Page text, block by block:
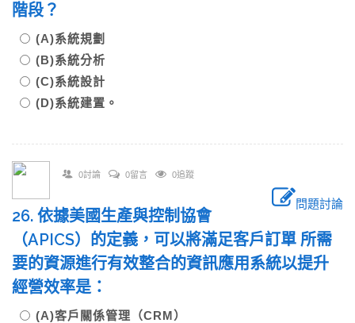
階段？
(A)系統規劃
(B)系統分析
(C)系統設計
(D)系統建置。
0討論 0留言 0追蹤
問題討論
26. 依據美國生產與控制協會
（APICS）的定義，可以將滿足客戶訂單 所需
要的資源進行有效整合的資訊應用系統以提升
經營效率是：
(A)客戶關係管理（CRM）